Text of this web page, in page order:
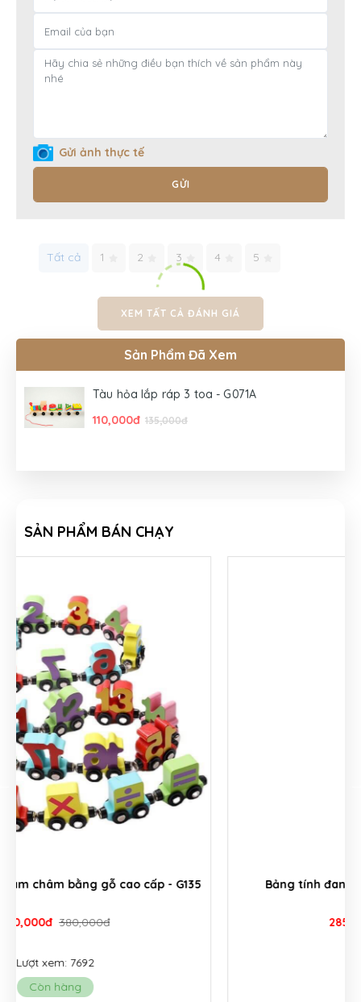
Gửi ảnh thực tế
GỬI
Tất cả 1 2 3 4 5
XEM TẤT CẢ ĐÁNH GIÁ
Sản Phẩm Đã Xem
Tàu hỏa lắp ráp 3 toa - G071A
110,000đ 135,000đ
SẢN PHẨM BÁN CHẠY
Bảng tính đan năng con cáo xanh - G018C